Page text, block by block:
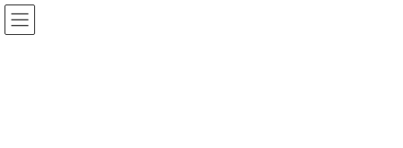
コ
ン
ナ
ビ